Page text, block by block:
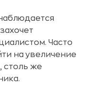
Часто
на увеличение
столь же